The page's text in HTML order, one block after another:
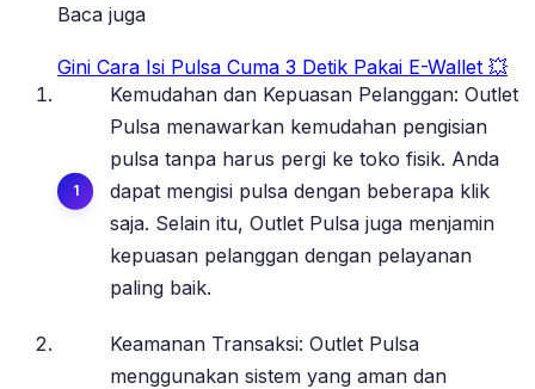
Baca juga
Gini Cara Isi Pulsa Cuma 3 Detik Pakai E-Wallet 💥
Kemudahan dan Kepuasan Pelanggan: Outlet
Pulsa menawarkan kemudahan pengisian
pulsa tanpa harus pergi ke toko fisik. Anda
dapat mengisi pulsa dengan beberapa klik
saja. Selain itu, Outlet Pulsa juga menjamin
kepuasan pelanggan dengan pelayanan
paling baik.
Keamanan Transaksi: Outlet Pulsa
menggunakan sistem yang aman dan